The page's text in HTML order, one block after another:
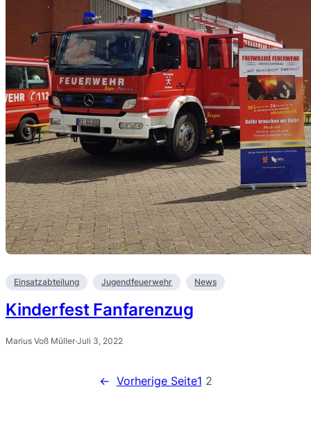
Einsatzabteilung Jugendfeuerwehr News
Kinderfest Fanfarenzug
Marius Voß Müller·Juli 3, 2022
← Vorherige Seite1 2